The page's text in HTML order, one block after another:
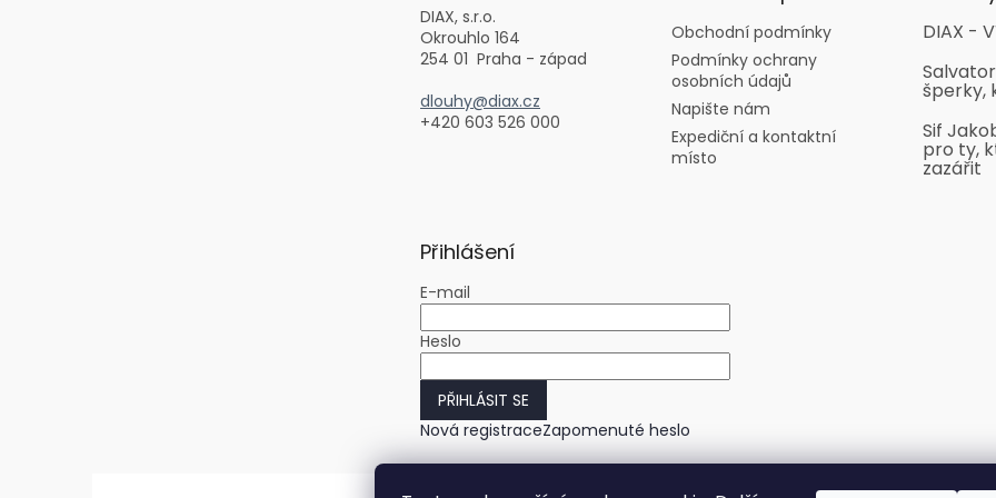
DIAX, s.r.o.
Okrouhlo 164
254 01 Praha - západ
dlouhy@diax.cz
+420 603 526 000
Obchodní podmínky
Podmínky ochrany
osobních údajů
Napište nám
Expediční a kontaktní
místo
DIAX -
šperky,
Sif
pro ty,
zazářit
Přihlášení
E-mail
Heslo
PŘIHLÁSIT SE
Nová registraceZapomenuté heslo